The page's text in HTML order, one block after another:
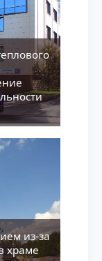
из-за
храме